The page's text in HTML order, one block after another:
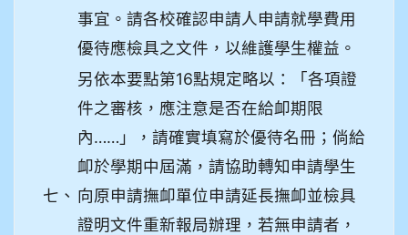
事宜。請各校確認申請人申請就學費用
優待應檢具之文件，以維護學生權益。
七、
另依本要點第16點規定略以：「各項證
件之審核，應注意是否在給卹期限
內……」，請確實填寫於優待名冊；倘給
卹於學期中屆滿，請協助轉知申請學生
向原申請撫卹單位申請延長撫卹並檢具
證明文件重新報局辦理，若無申請者，